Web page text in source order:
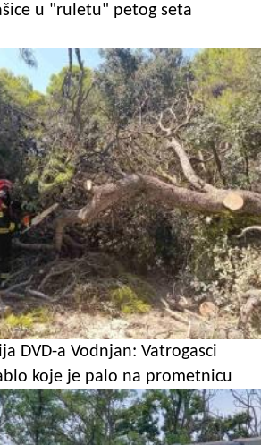
u "ruletu" petog seta
DVD-a Vodnjan: Vatrogasci
koje je palo na prometnicu